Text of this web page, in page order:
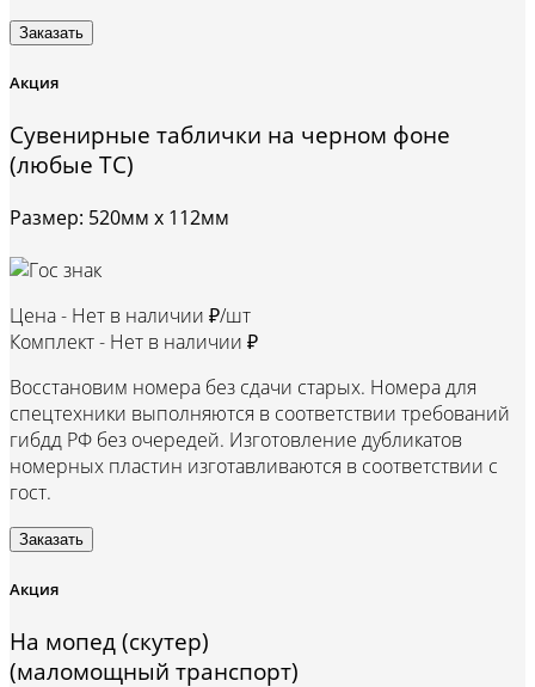
Заказать
Акция
Сувенирные таблички на черном фоне
(любые ТС)
Размер: 520мм х 112мм
Цена - Нет в наличии ₽/шт
Комплект - Нет в наличии ₽
Восстановим номера без сдачи старых. Номера для
спецтехники выполняются в соответствии требований
гибдд РФ без очередей. Изготовление дубликатов
номерных пластин изготавливаются в соответствии с
гост.
Заказать
Акция
На мопед (скутер)
(маломощный транспорт)